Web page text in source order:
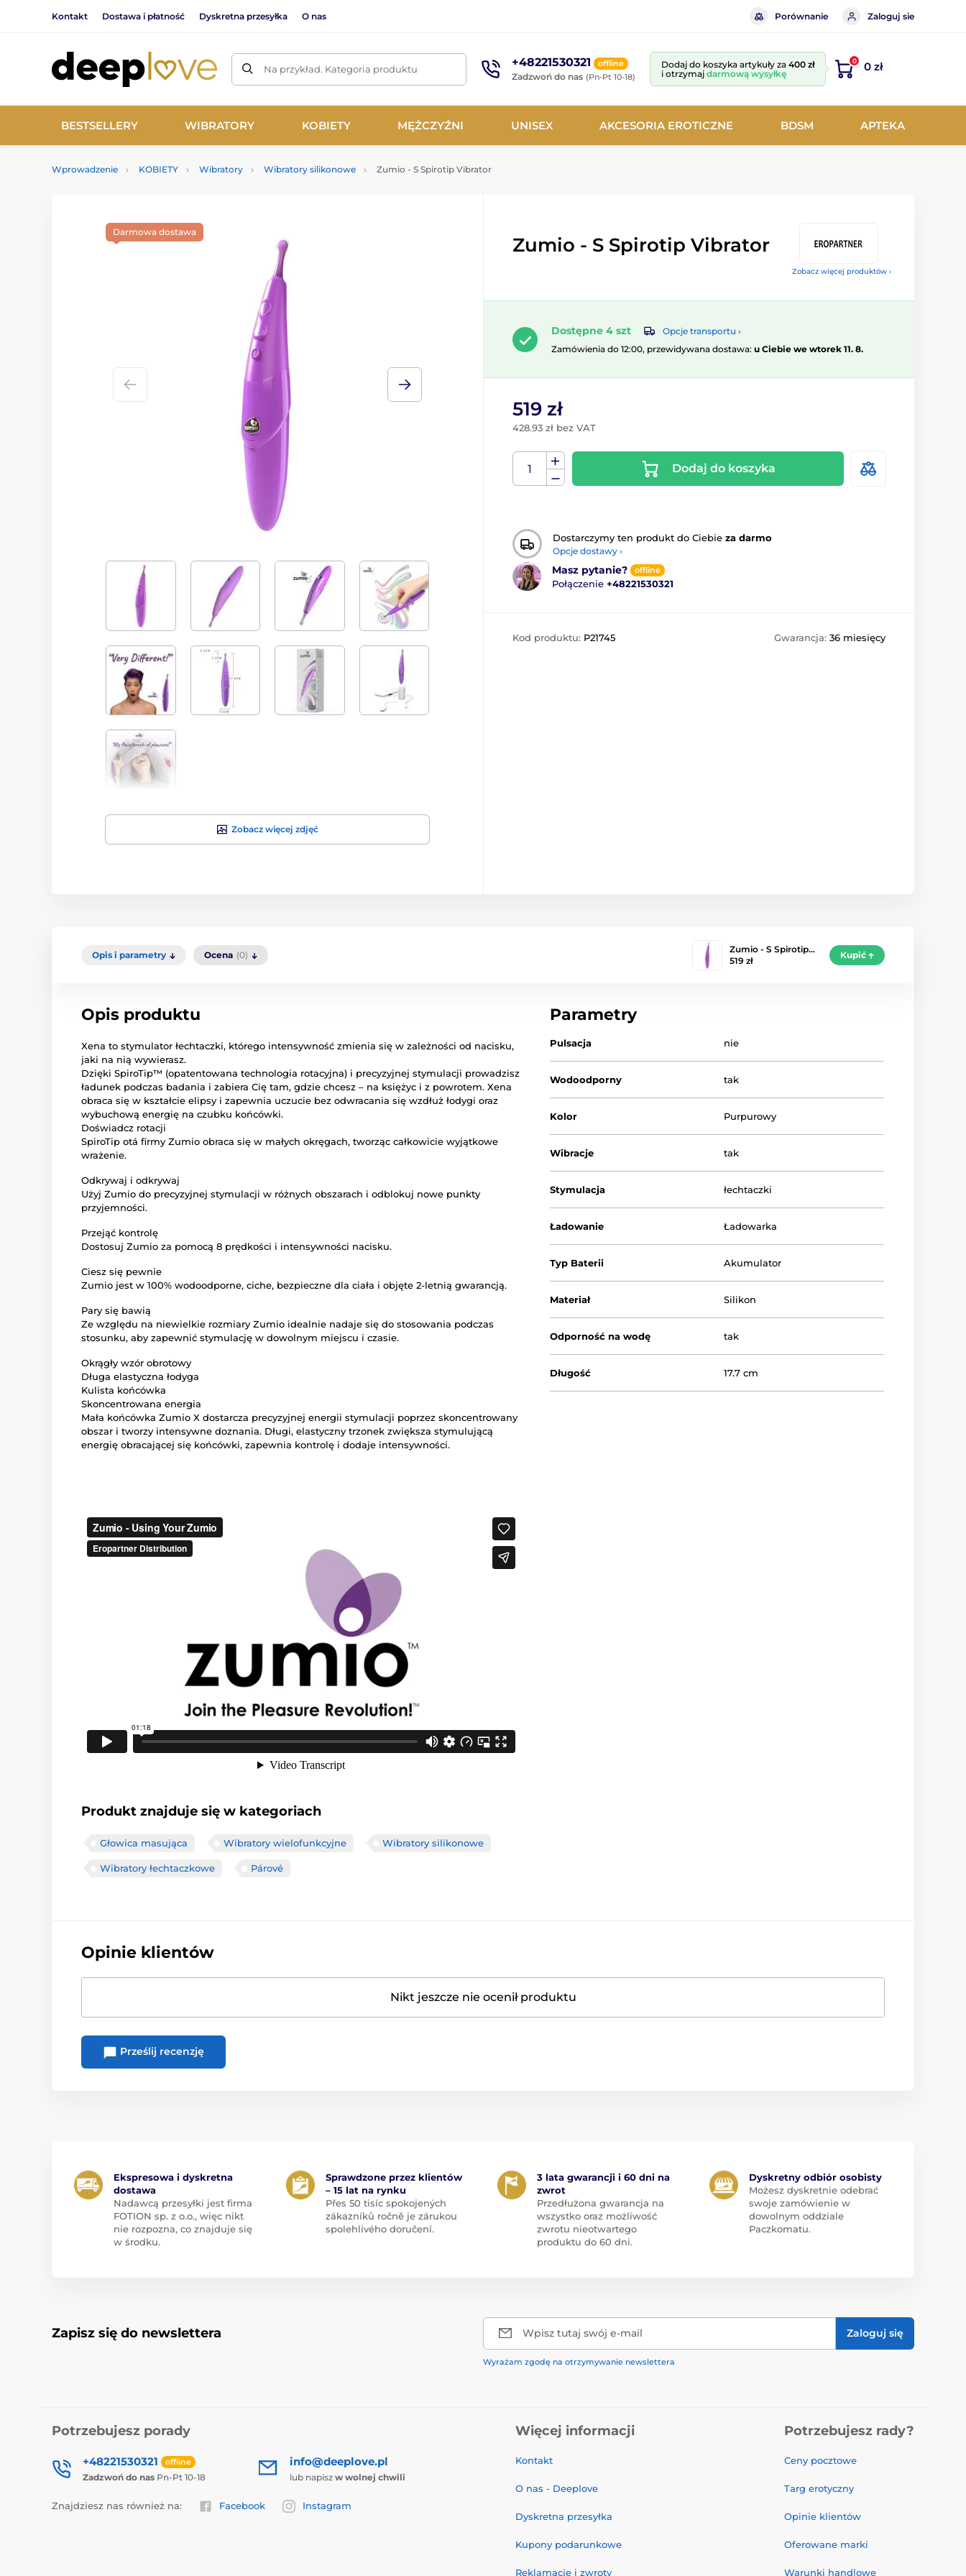
Kontakt Dostawa i płatność Dyskretna przesyłka O nas Porównanie Zaloguj sie
Na przykład. Kategoria produktu +48221530321 offline
Zadzwoń do nas (Pn-Pt 10-18)
Dodaj do koszyka artykuły za 400 zł
i otrzymaj darmową wysyłkę
0 0 zł
BESTSELLERY WIBRATORY KOBIETY MĘŻCZYŹNI UNISEX AKCESORIA EROTICZNE BDSM APTEKA
Wprowadzenie KOBIETY Wibratory Wibratory silikonowe Zumio - S Spirotip Vibrator
Zobacz więcej produktów ›
Zobacz więcej zdjęć
Darmowa dostawa
Zumio - S Spirotip Vibrator
Dostępne 4 szt
Opcje transportu ›
Zamówienia do 12:00, przewidywana dostawa: u Ciebie we wtorek 11. 8.
519 zł
428.93 zł bez VAT
Dodaj do koszyka
Dostarczymy ten produkt do Ciebie za darmo
Opcje dostawy ›
Masz pytanie? offline
Połączenie +48221530321
Kod produktu: P21745 Gwarancja: 36 miesięcy
Opis i parametry Ocena (0)
Zumio - S Spirotip…
519 zł
Kupić
Opis produktu
Xena to stymulator łechtaczki, którego intensywność zmienia się w zależności od nacisku,
jaki na nią wywierasz.
Dzięki SpiroTip™ (opatentowana technologia rotacyjna) i precyzyjnej stymulacji prowadzisz
ładunek podczas badania i zabiera Cię tam, gdzie chcesz – na księżyc i z powrotem. Xena
obraca się w kształcie elipsy i zapewnia uczucie bez odwracania się wzdłuż łodygi oraz
wybuchową energię na czubku końcówki.
Doświadcz rotacji
SpiroTip otá firmy Zumio obraca się w małych okręgach, tworząc całkowicie wyjątkowe
wrażenie.
Odkrywaj i odkrywaj
Użyj Zumio do precyzyjnej stymulacji w różnych obszarach i odblokuj nowe punkty
przyjemności.
Przejąć kontrolę
Dostosuj Zumio za pomocą 8 prędkości i intensywności nacisku.
Ciesz się pewnie
Zumio jest w 100% wodoodporne, ciche, bezpieczne dla ciała i objęte 2-letnią gwarancją.
Pary się bawią
Ze względu na niewielkie rozmiary Zumio idealnie nadaje się do stosowania podczas
stosunku, aby zapewnić stymulację w dowolnym miejscu i czasie.
Okrągły wzór obrotowy
Długa elastyczna łodyga
Kulista końcówka
Skoncentrowana energia
Mała końcówka Zumio X dostarcza precyzyjnej energii stymulacji poprzez skoncentrowany
obszar i tworzy intensywne doznania. Długi, elastyczny trzonek zwiększa stymulującą
energię obracającej się końcówki, zapewnia kontrolę i dodaje intensywności.
Produkt znajduje się w kategoriach
Głowica masująca Wibratory wielofunkcyjne Wibratory silikonowe
Wibratory łechtaczkowe Párové
Parametry
Pulsacja nie
Wodoodporny tak
Kolor Purpurowy
Wibracje tak
Stymulacja łechtaczki
Ładowanie Ładowarka
Typ Baterii Akumulator
Materiał Silikon
Odporność na wodę tak
Długość 17.7 cm
Opinie klientów
Nikt jeszcze nie ocenił produktu
Prześlij recenzję
Ekspresowa i dyskretna
dostawa
Nadawcą przesyłki jest firma
FOTION sp. z o.o., więc nikt
nie rozpozna, co znajduje się
w środku.
Sprawdzone przez klientów
– 15 lat na rynku
Přes 50 tisíc spokojených
zákazníků ročně je zárukou
spolehlivého doručení.
3 lata gwarancji i 60 dni na
zwrot
Przedłużona gwarancja na
wszystko oraz możliwość
zwrotu nieotwartego
produktu do 60 dni.
Dyskretny odbiór osobisty
Możesz dyskretnie odebrać
swoje zamówienie w
dowolnym oddziale
Paczkomatu.
Zapisz się do newslettera Wpisz tutaj swój e-mail Zaloguj się
Wyrażam zgodę na otrzymywanie newslettera
Potrzebujesz porady
+48221530321 offline
Zadzwoń do nas Pn-Pt 10-18
info@deeplove.pl
lub napisz w wolnej chwili
Znajdziesz nas również na: Facebook Instagram
Więcej informacji
Kontakt
O nas - Deeplove
Dyskretna przesyłka
Kupony podarunkowe
Reklamacje i zwroty
Potrzebujesz rady?
Ceny pocztowe
Targ erotyczny
Opinie klientów
Oferowane marki
Warunki handlowe